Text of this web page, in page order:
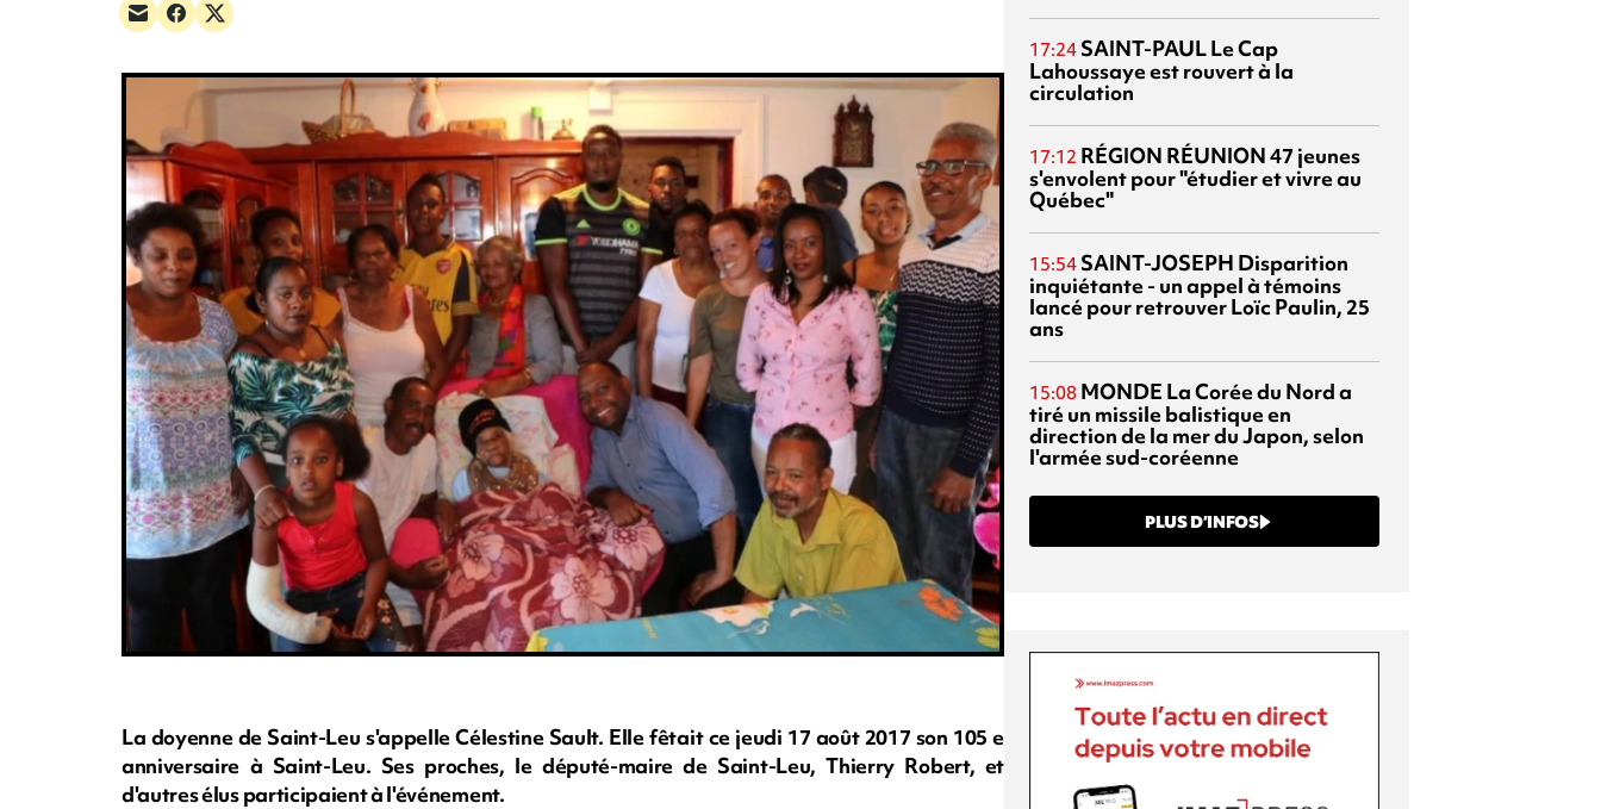
La doyenne de Saint-Leu s'appelle Célestine Sault. Elle fêtait ce jeudi 17 août 2017 son 105 e
anniversaire à Saint-Leu. Ses proches, le député-maire de Saint-Leu, Thierry Robert, et
d'autres élus participaient à l'événement.
17:24 SAINT-PAULLe Cap
Lahoussaye est rouvert à la
circulation
17:12 RÉGION RÉUNION47 jeunes
s'envolent pour "étudier et vivre au
Québec"
15:54 SAINT-JOSEPH Disparition
inquiétante - un appel à témoins
lancé pour retrouver Loïc Paulin, 25
ans
15:08 MONDE La Corée du Nord a
tiré un missile balistique en
direction de la mer du Japon, selon
l'armée sud-coréenne
PLUS D’INFOS